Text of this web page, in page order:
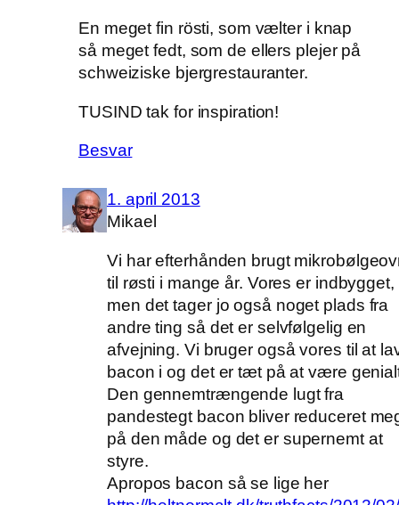
En meget fin rösti, som vælter i knap
så meget fedt, som de ellers plejer på
schweiziske bjergrestauranter.
TUSIND tak for inspiration!
Besvar
1. april 2013
Mikael
Vi har efterhånden brugt
til røsti i mange år. Vores er indbygget,
men det tager jo også noget plads fra
andre ting så det er selvfølgelig en
afvejning. Vi bruger også vores til at
bacon i og det er tæt på at være
Den gennemtrængende lugt fra
pandestegt bacon bliver reduceret
på den måde og det er supernemt at
styre.
Apropos bacon så se lige her